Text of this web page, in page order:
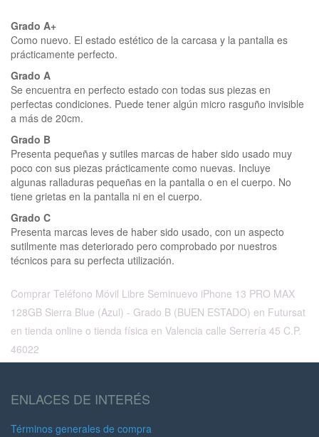
Grado A+
Como nuevo. El estado estético de la carcasa y la pantalla es
prácticamente perfecto.
Grado A
Se encuentra en perfecto estado con todas sus piezas en
perfectas condiciones. Puede tener algún micro rasguño invisible
a más de 20cm.
Grado B
Presenta pequeñas y sutiles marcas de haber sido usado muy
poco con sus piezas prácticamente como nuevas. Incluye
algunas ralladuras pequeñas en la pantalla o en el cuerpo. No
tiene grietas en la pantalla ni en el cuerpo.
Grado C
Presenta marcas leves de haber sido usado, con un aspecto
sutilmente mas deteriorado pero comprobado por nuestros
técnicos para su perfecta utilización.
Comprar Teléfono Móvil Libre Seminuevo iPhone 13 PRO MAX
128GB Sierra Blue (Azul) - Grado B (BUEN ESTADO) en Futursat
en tienda online o tienda física en Valencia calle Serrería 45 C.P.
46022
ENLACES DE INTERÉS
Términos generales de compra